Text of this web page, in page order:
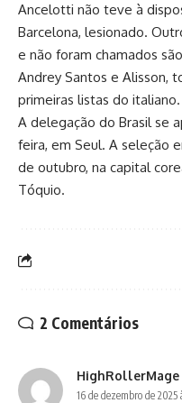
Ancelotti não teve à
Barcelona, lesionado.
e não foram chamados
Andrey Santos e Alisson,
primeiras listas do italiano.
A delegação do Brasil se
feira, em Seul. A seleção
de outubro, na capital
Tóquio.
2 Comentários
HighRollerMage
16 de dezembro de 2025